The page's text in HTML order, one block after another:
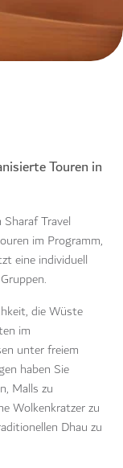
Touren in
Travel
im Programm,
eine individuell
die Wüste
im
unter freiem
haben Sie
Malls zu
Wolkenkratzer zu
Dhau zu